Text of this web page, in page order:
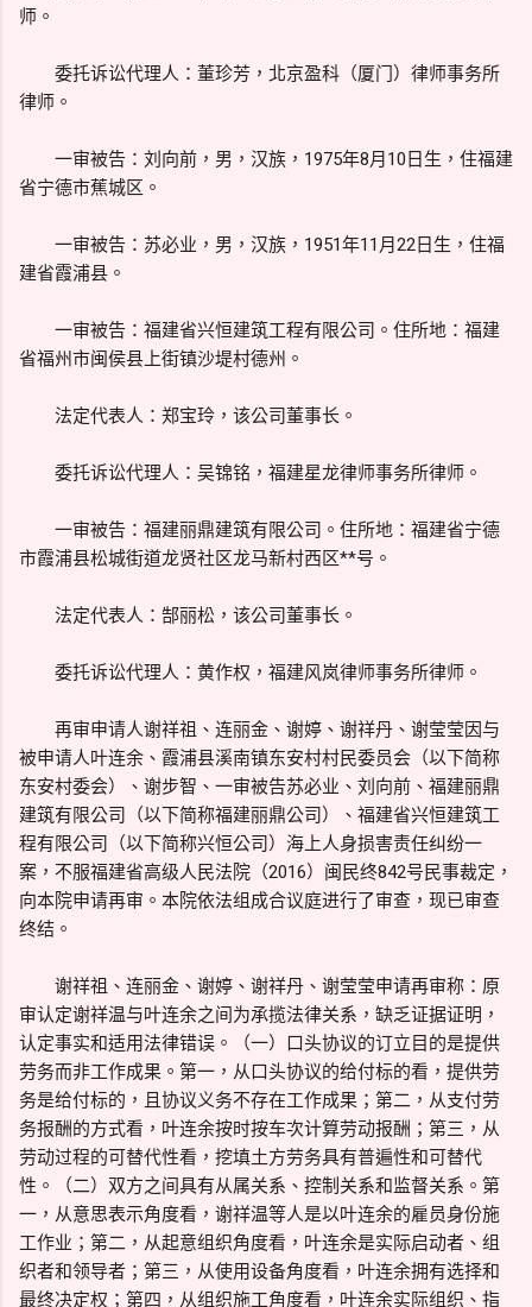
师。
委托诉讼代理人：董珍芳，北京盈科（厦门）律师事务所
律师。
一审被告：刘向前，男，汉族，1975年8月10日生，住福建
省宁德市蕉城区。
一审被告：苏必业，男，汉族，1951年11月22日生，住福
建省霞浦县。
一审被告：福建省兴恒建筑工程有限公司。住所地：福建
省福州市闽侯县上街镇沙堤村德州。
法定代表人：郑宝玲，该公司董事长。
委托诉讼代理人：吴锦铭，福建星龙律师事务所律师。
一审被告：福建丽鼎建筑有限公司。住所地：福建省宁德
市霞浦县松城街道龙贤社区龙马新村西区**号。
法定代表人：郜丽松，该公司董事长。
委托诉讼代理人：黄作权，福建风岚律师事务所律师。
再审申请人谢祥祖、连丽金、谢婷、谢祥丹、谢莹莹因与
被申请人叶连余、霞浦县溪南镇东安村村民委员会（以下简称
东安村委会）、谢步智、一审被告苏必业、刘向前、福建丽鼎
建筑有限公司（以下简称福建丽鼎公司）、福建省兴恒建筑工
程有限公司（以下简称兴恒公司）海上人身损害责任纠纷一
案，不服福建省高级人民法院（2016）闽民终842号民事裁定，
向本院申请再审。本院依法组成合议庭进行了审查，现已审查
终结。
谢祥祖、连丽金、谢婷、谢祥丹、谢莹莹申请再审称：原
审认定谢祥温与叶连余之间为承揽法律关系，缺乏证据证明，
认定事实和适用法律错误。（一）口头协议的订立目的是提供
劳务而非工作成果。第一，从口头协议的给付标的看，提供劳
务是给付标的，且协议义务不存在工作成果；第二，从支付劳
务报酬的方式看，叶连余按时按车次计算劳动报酬；第三，从
劳动过程的可替代性看，挖填土方劳务具有普遍性和可替代
性。（二）双方之间具有从属关系、控制关系和监督关系。第
一，从意思表示角度看，谢祥温等人是以叶连余的雇员身份施
工作业；第二，从起意组织角度看，叶连余是实际启动者、组
织者和领导者；第三，从使用设备角度看，叶连余拥有选择和
最终决定权；第四，从组织施工角度看，叶连余实际组织、指